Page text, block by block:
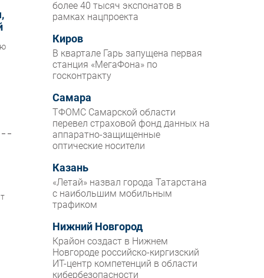
Интервью
Мероприятия
Проекты
IT класс
Тестовый стенд
Каталог компаний
более 40 тысяч экспонатов в
рамках нацпроекта
Киров
В квартале Гарь запущена первая
станция «МегаФона» по
госконтракту
Самара
ТФОМС Самарской области
перевел страховой фонд данных на
аппаратно-защищенные
оптические носители
Казань
«Летай» назвал города Татарстана
с наибольшим мобильным
трафиком
Нижний Новгород
Крайон создаст в Нижнем
Новгороде российско-киргизский
ИТ-центр компетенций в области
кибербезопасности